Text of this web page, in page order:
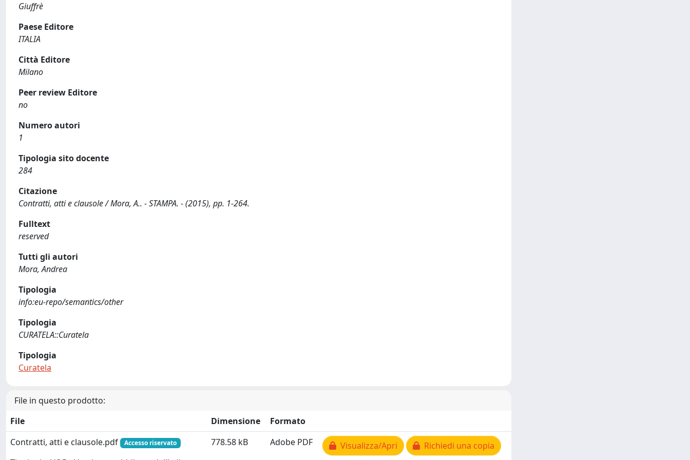
Giuffrè
Paese Editore
ITALIA
Città Editore
Milano
Peer review Editore
no
Numero autori
1
Tipologia sito docente
284
Citazione
Contratti, atti e clausole / Mora, A.. - STAMPA. - (2015), pp. 1-264.
Fulltext
reserved
Tutti gli autori
Mora, Andrea
Tipologia
info:eu-repo/semantics/other
Tipologia
CURATELA::Curatela
Tipologia
Curatela
File in questo prodotto:
File
Dimensione
Formato
Contratti, atti e clausole.pdf
Accesso riservato 778.58 kB Adobe PDF Visualizza/Apri Richiedi una copia